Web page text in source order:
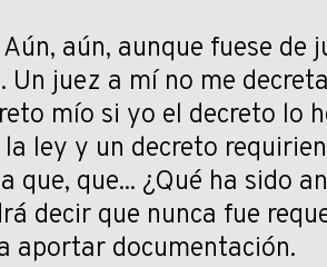
Aún, aún, aunque fuese de
Un juez a mí no me
mío si yo el decreto lo
la ley y un decreto
que, que... ¿Qué ha sido
decir que nunca fue
aportar documentación.